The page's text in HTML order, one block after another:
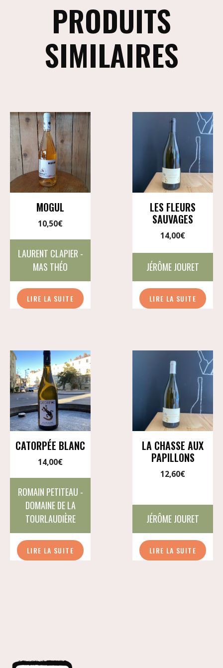
PRODUITS
SIMILAIRES
MOGUL
10,50€
LAURENT CLAPIER -
MAS THÉO
LIRE LA SUITE
LES FLEURS
SAUVAGES
14,00€
JÉRÔME JOURET
LIRE LA SUITE
CATORPÉE BLANC
14,00€
ROMAIN PETITEAU -
DOMAINE DE LA
TOURLAUDIÈRE
LIRE LA SUITE
LA CHASSE AUX
PAPILLONS
12,60€
JÉRÔME JOURET
LIRE LA SUITE